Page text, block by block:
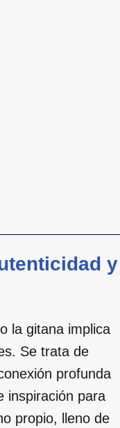
y
la gitana implica
Se trata de
profunda
inspiración para
propio, lleno de